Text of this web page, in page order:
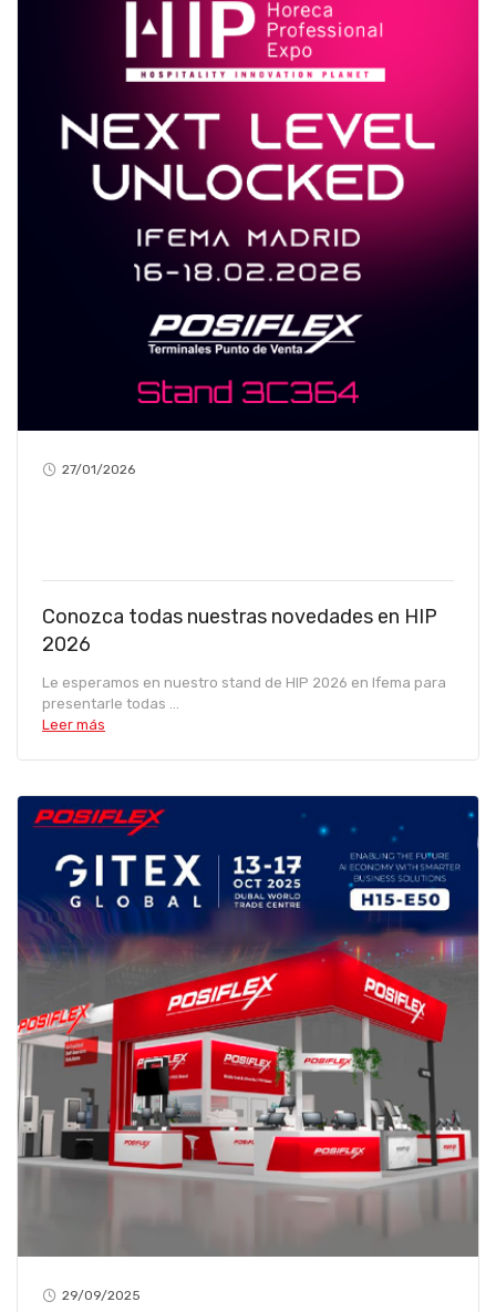
27/01/2026
Conozca todas nuestras novedades en HIP
2026
Le esperamos en nuestro stand de HIP 2026 en Ifema para
presentarle todas ...
Leer más
29/09/2025